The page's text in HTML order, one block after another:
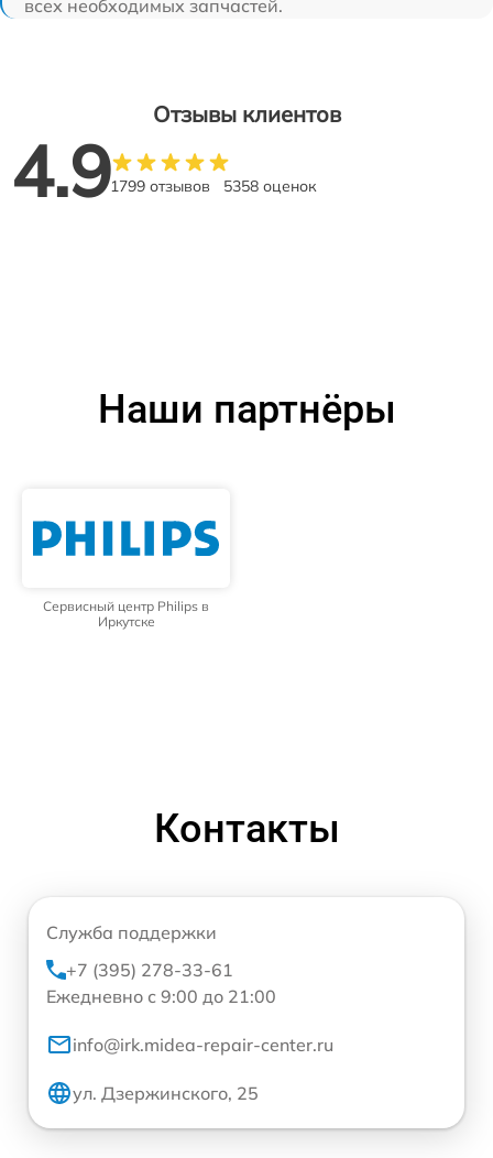
всех необходимых запчастей.
Отзывы клиентов
4.91799 отзывов 5358 оценок
Наши партнёры
Сервисный центр Philips в
Иркутске
Контакты
Служба поддержки
+7 (395) 278-33-61
Ежедневно с 9:00 до 21:00
info@irk.midea-repair-center.ru
ул. Дзержинского, 25